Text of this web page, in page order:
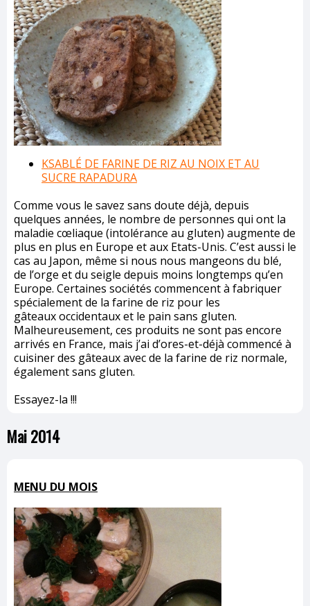
KSABLÉ DE FARINE DE RIZ AU NOIX ET AU
SUCRE RAPADURA
Comme vous le savez sans doute déjà, depuis
quelques années, le nombre de personnes qui ont la
maladie cœliaque (intolérance au gluten) augmente de
plus en plus en Europe et aux Etats-Unis. C’est aussi le
cas au Japon, même si nous nous mangeons du blé,
de l’orge et du seigle depuis moins longtemps qu’en
Europe. Certaines sociétés commencent à fabriquer
spécialement de la farine de riz pour les
gâteaux occidentaux et le pain sans gluten.
Malheureusement, ces produits ne sont pas encore
arrivés en France, mais j’ai d’ores-et-déjà commencé à
cuisiner des gâteaux avec de la farine de riz normale,
également sans gluten.
Essayez-la !!!
Mai 2014
MENU DU MOIS